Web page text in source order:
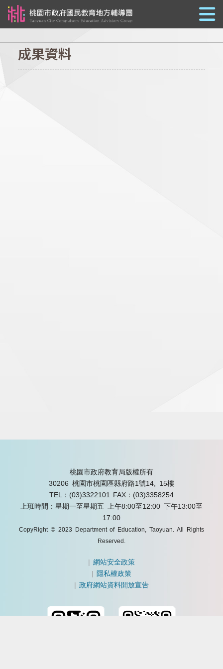
成果資料
桃園市政府教育局版權所有
30206 桃園市桃園區縣府路1號14, 15樓
TEL：(03)3322101
FAX：(03)3358254
上班時間：星期一至星期五 上午8:00至12:00 下午13:00至
17:00
CopyRight © 2023 Department of Education, Taoyuan. All Rights
Reserved.
|網站安全政策
| 隱私權政策
|政府網站資料開放宣告